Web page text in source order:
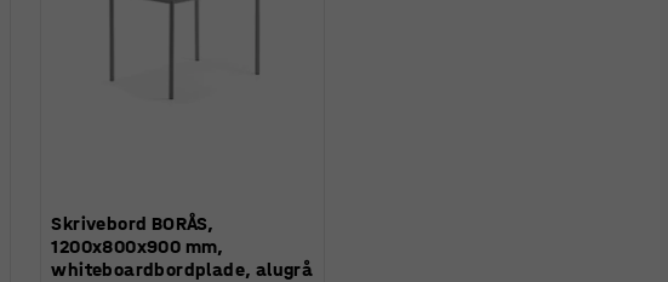
Skrivebord BORÅS,
1200x800x900 mm,
whiteboardbordplade, alugrå